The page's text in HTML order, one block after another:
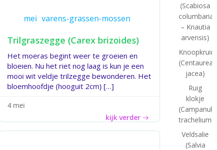
mei varens-grassen-mossen
Trilgraszegge (Carex brizoides)
Het moeras begint weer te groeien en
bloeien. Nu het riet nog laag is kun je een
mooi wit veldje trilzegge bewonderen. Het
bloemhoofdje (hooguit 2cm) […]
4 mei
kijk verder
(Scabiosa
columbaria
– Knautia
arvensis)
Knoopkruid
(Centaurea
jacea)
Ruig
klokje
(Campanula
trachelium)
Veldsalie
(Salvia